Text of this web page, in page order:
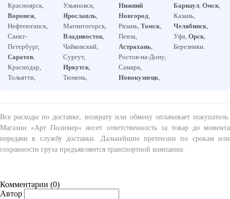
Красноярск,
Воронеж,
Нефтеюганск,
Санкт-
Петербург,
Саратов,
Краснодар,
Тольятти,
Ульяновск,
Ярославль,
Магнитогорск,
Владивосток,
Чайковский,
Сургут,
Иркутск,
Тюмень,
Нижний
Новгород,
Рязань, Томск,
Пенза,
Астрахань,
Ростов-на-Дону,
Самара,
Новокузнецк,
Барнаул,Омск,
Казань,
Челябинск,
Уфа,Орск,
Березники.
Все расходы по доставке, возврату или обмену оплачивает покупатель.
Магазин «Арт Полимер» несет ответственность за товар до момента
передачи в службу доставки. Дальнейшие претензии по срокам или
сохранности груза предъявляются транспортной компании.
Комментарии (0)
Автор